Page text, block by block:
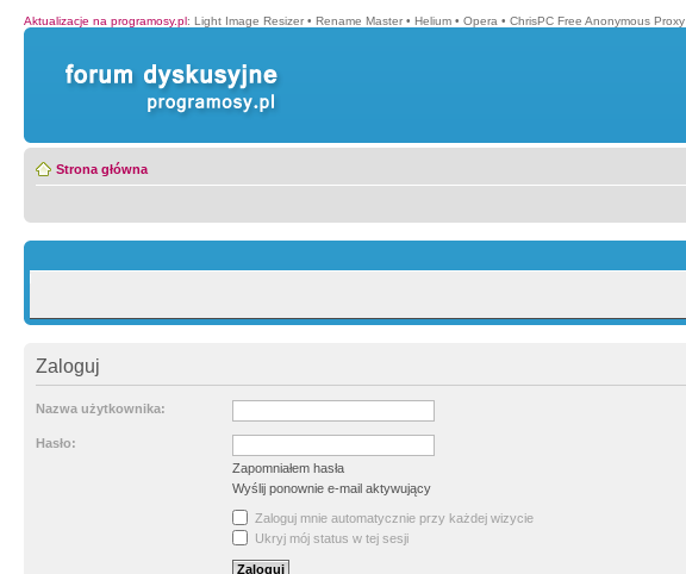
Aktualizacje na programosy.pl: Light Image Resizer • Rename Master • Helium • Opera • ChrisPC Free Anonymous Proxy
Strona główna
Zaloguj
Nazwa użytkownika:
Hasło:
Zapomniałem hasła
Wyślij ponownie e-mail aktywujący
Zaloguj mnie automatycznie przy każdej wizycie
Ukryj mój status w tej sesji